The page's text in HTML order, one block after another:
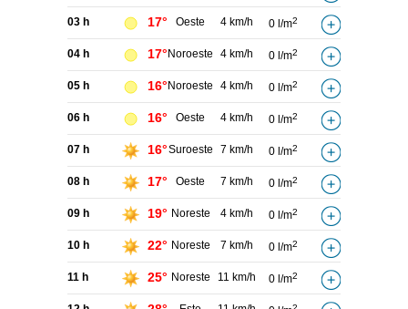
03 h 17° Oeste 4 km/h 0 l/m2
04 h 17° Noroeste 4 km/h 0 l/m2
05 h 16° Noroeste 4 km/h 0 l/m2
06 h 16° Oeste 4 km/h 0 l/m2
07 h 16°Suroeste 7 km/h 0 l/m2
08 h 17° Oeste 7 km/h 0 l/m2
09 h 19° Noreste 4 km/h 0 l/m2
10 h 22° Noreste 7 km/h 0 l/m2
11 h 25° Noreste 11 km/h 0 l/m2